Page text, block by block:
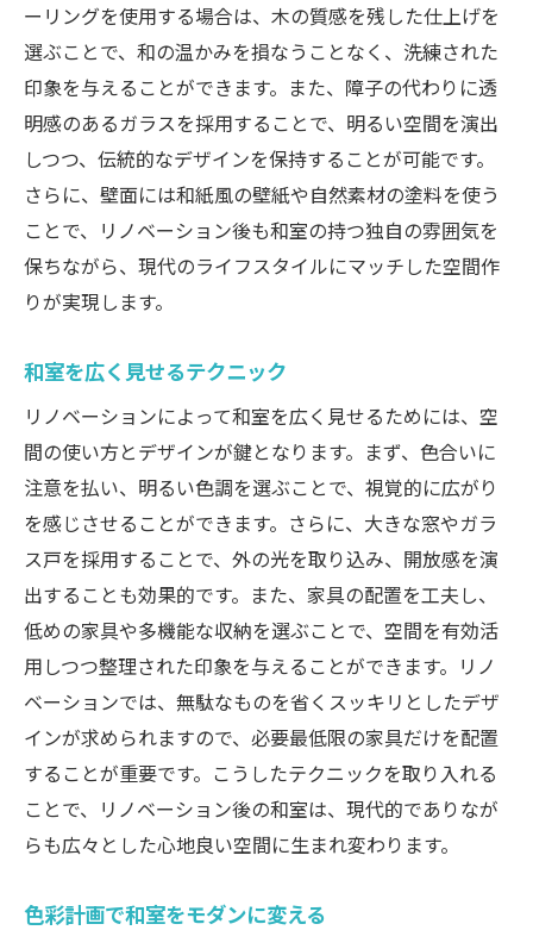
プロフェッショナルに相談するメリット
リノベーション後のメンテナンスポイント
和室の魅力を残しつつ現代的空間を手に入れる
リノベーション
和の要素を活かしたデザインアイデア
伝統的な和の美しさを守る工夫
和室リノベーションの成功事例
現代的な家具配置で和室を彩る
住む人に合わせた和室カスタマイズ
リノベーションで新風を取り込む和室のトラン
スフォーメーション
新しい素材で和室を刷新する
インテリアの小物で変わる和室の印象
和室と洋室の融合スタイル
和室にアートを取り入れる方法
カスタマイズ可能な和室デザイン
時代に合った和室の新しいコンセプト
和の伝統と最新技術を融合したリノベーション
事例
成功した和室リノベーションの実例
和の伝統を活かした最新設備の紹介
リノベーション後の住み心地
ーリングを使用する場合は、木の質感を残した仕上げを
選ぶことで、和の温かみを損なうことなく、洗練された
印象を与えることができます。また、障子の代わりに透
明感のあるガラスを採用することで、明るい空間を演出
しつつ、伝統的なデザインを保持することが可能です。
さらに、壁面には和紙風の壁紙や自然素材の塗料を使う
ことで、リノベーション後も和室の持つ独自の雰囲気を
保ちながら、現代のライフスタイルにマッチした空間作
りが実現します。
和室を広く見せるテクニック
リノベーションによって和室を広く見せるためには、空
間の使い方とデザインが鍵となります。まず、色合いに
注意を払い、明るい色調を選ぶことで、視覚的に広がり
を感じさせることができます。さらに、大きな窓やガラ
ス戸を採用することで、外の光を取り込み、開放感を演
出することも効果的です。また、家具の配置を工夫し、
低めの家具や多機能な収納を選ぶことで、空間を有効活
用しつつ整理された印象を与えることができます。リノ
ベーションでは、無駄なものを省くスッキリとしたデザ
インが求められますので、必要最低限の家具だけを配置
することが重要です。こうしたテクニックを取り入れる
ことで、リノベーション後の和室は、現代的でありなが
らも広々とした心地良い空間に生まれ変わります。
色彩計画で和室をモダンに変える